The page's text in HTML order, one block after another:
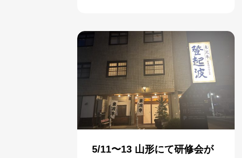
5/11〜13 山形にて研修会が